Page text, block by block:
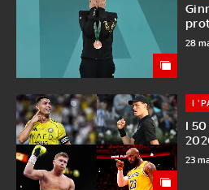
28
I
I
23